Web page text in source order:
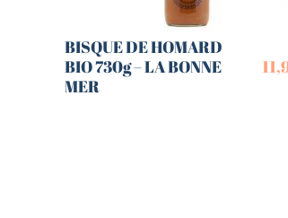
BISQUE DE HOMARD
BIO 730g – LA BONNE
MER